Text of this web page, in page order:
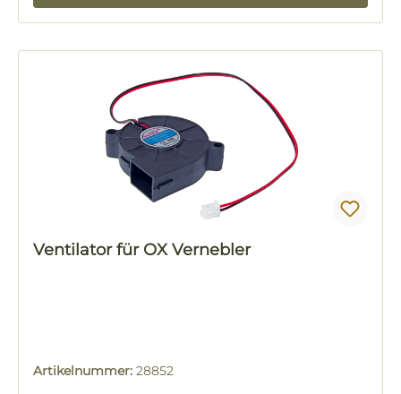
Ventilator für OX Vernebler
Artikelnummer: 28852